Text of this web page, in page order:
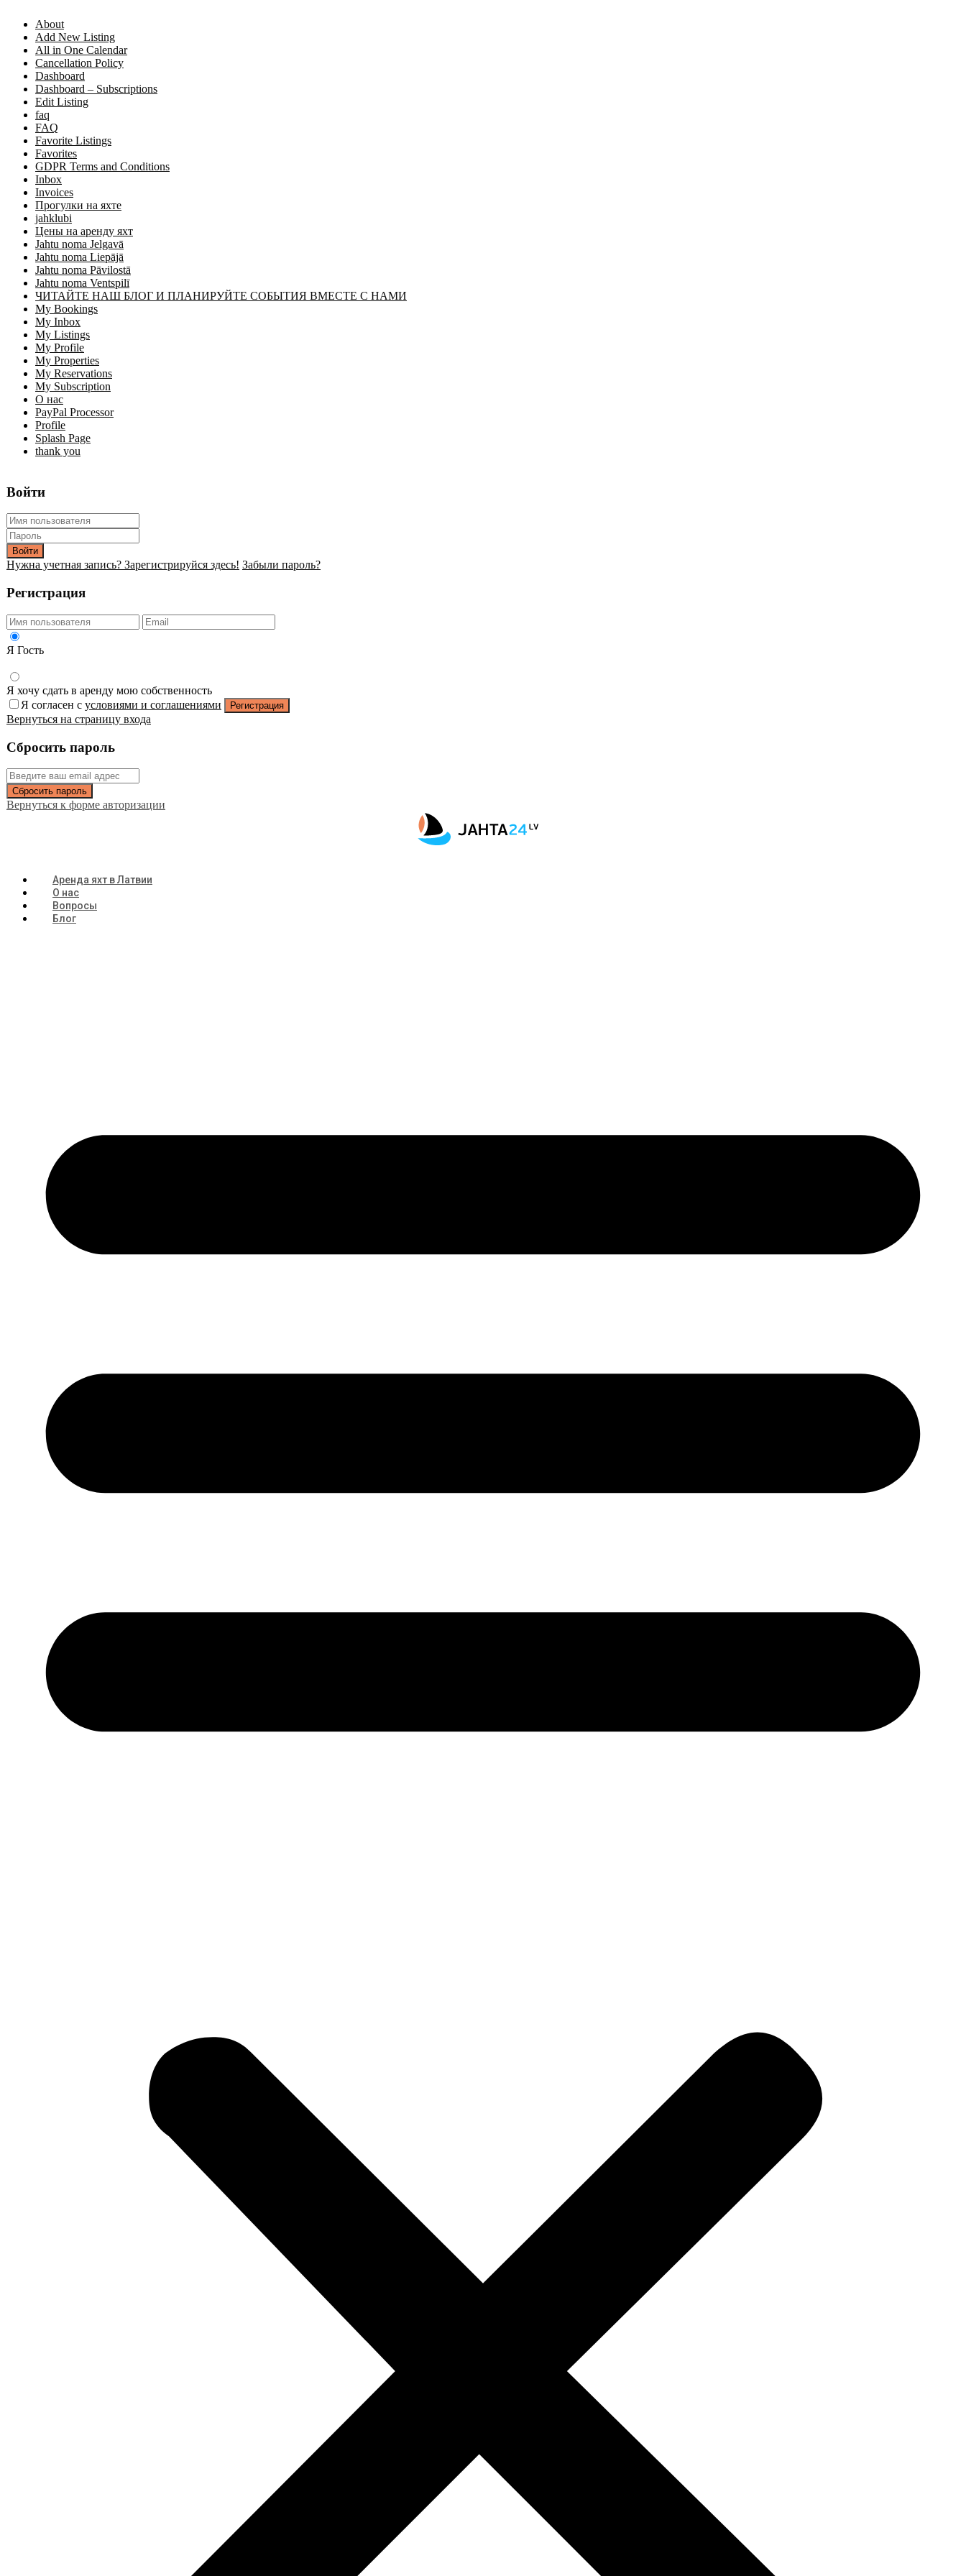
About
Add New Listing
All in One Calendar
Cancellation Policy
Dashboard
Dashboard – Subscriptions
Edit Listing
faq
FAQ
Favorite Listings
Favorites
GDPR Terms and Conditions
Inbox
Invoices
Прогулки на яхте
jahklubi
Цены на аренду яхт
Jahtu noma Jelgavā
Jahtu noma Liepājā
Jahtu noma Pāvilostā
Jahtu noma Ventspilī
ЧИТАЙТЕ НАШ БЛОГ И ПЛАНИРУЙТЕ СОБЫТИЯ ВМЕСТЕ С НАМИ
My Bookings
My Inbox
My Listings
My Profile
My Properties
My Reservations
My Subscription
О нас
PayPal Processor
Profile
Splash Page
thank you
Войти
Войти
Нужна учетная запись? Зарегистрируйся здесь! Забыли пароль?
Регистрация
Я Гость
Я хочу сдать в аренду мою собственность
Я согласен с условиями и соглашениями Регистрация
Вернуться на страницу входа
Сбросить пароль
Сбросить пароль
Вернуться к форме авторизации
Аренда яхт в Латвии
О нас
Вопросы
Блог